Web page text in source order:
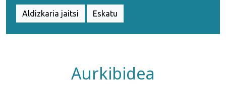
Aldizkaria jaitsi Eskatu
Aurkibidea